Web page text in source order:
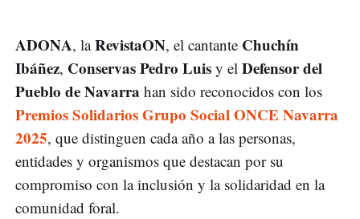
ADONA, laRevistaON, el cantante Chuchín
Ibáñez, Conservas Pedro Luis y el Defensor del
Pueblo de Navarra han sido reconocidos con los
Premios Solidarios Grupo Social ONCE Navarra
2025, que distinguen cada año a las personas,
entidades y organismos que destacan por su
compromiso con la inclusión y la solidaridad en la
comunidad foral.